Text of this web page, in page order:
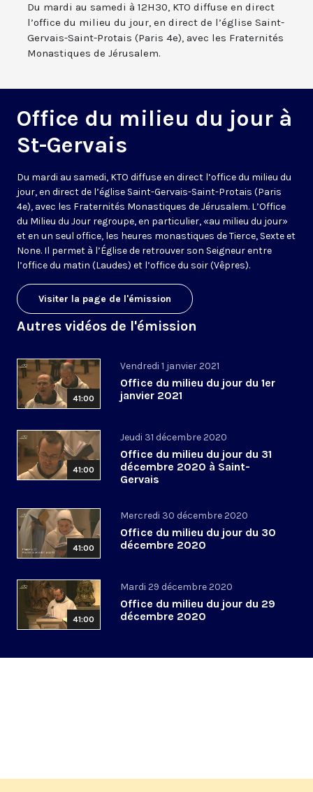
Du mardi au samedi à 12H30, KTO diffuse en direct
l’office du milieu du jour, en direct de l’église Saint-
Gervais-Saint-Protais (Paris 4e), avec les Fraternités
Monastiques de Jérusalem.
Office du milieu du jour à
St-Gervais
Du mardi au samedi, KTO diffuse en direct l’office du milieu du
jour, en direct de l’église Saint-Gervais-Saint-Protais (Paris
4e), avec les Fraternités Monastiques de Jérusalem. L’Office
du Milieu du Jour regroupe, en particulier, «au milieu du jour»
et en un seul office, les heures monastiques de Tierce, Sexte et
None. Il permet à l’Église de retrouver son Seigneur entre
l’office du matin (Laudes) et l’office du soir (Vêpres).
Visiter la page de l'émission
Autres vidéos de l'émission
41:00
Vendredi 1 janvier 2021
Office du milieu du jour du 1er
janvier 2021
41:00
Jeudi 31 décembre 2020
Office du milieu du jour du 31
décembre 2020 à Saint-
Gervais
41:00
Mercredi 30 décembre 2020
Office du milieu du jour du 30
décembre 2020
41:00
Mardi 29 décembre 2020
Office du milieu du jour du 29
décembre 2020